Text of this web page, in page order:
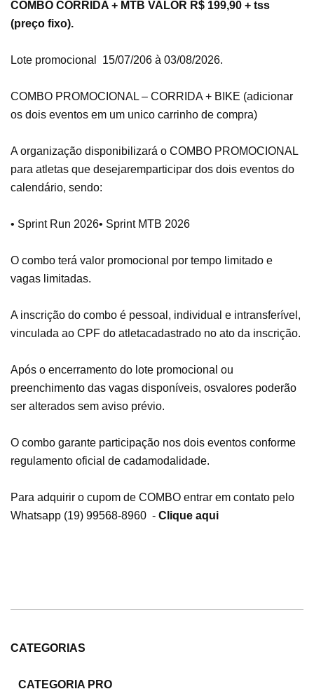
COMBO CORRIDA + MTB VALOR R$ 199,90 + tss
(preço fixo).
Lote promocional 15/07/206 à 03/08/2026.
COMBO PROMOCIONAL – CORRIDA + BIKE (adicionar
os dois eventos em um unico carrinho de compra)
A organização disponibilizará o COMBO PROMOCIONAL
para atletas que desejaremparticipar dos dois eventos do
calendário, sendo:
• Sprint Run 2026• Sprint MTB 2026
O combo terá valor promocional por tempo limitado e
vagas limitadas.
A inscrição do combo é pessoal, individual e intransferível,
vinculada ao CPF do atletacadastrado no ato da inscrição.
Após o encerramento do lote promocional ou
preenchimento das vagas disponíveis, osvalores poderão
ser alterados sem aviso prévio.
O combo garante participação nos dois eventos conforme
regulamento oficial de cadamodalidade.
Para adquirir o cupom de COMBO entrar em contato pelo
Whatsapp (19) 99568-8960 - Clique aqui
CATEGORIAS
CATEGORIA PRO